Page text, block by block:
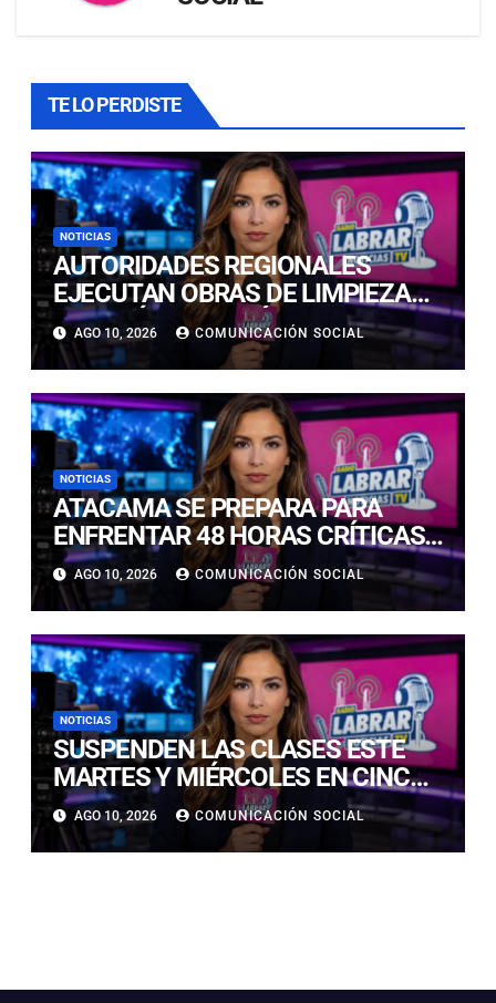
TE LO PERDISTE
NOTICIAS
AUTORIDADES REGIONALES
EJECUTAN OBRAS DE LIMPIEZA
EN EL RÍO COPIAPÓ ANTE LA
LLEGADA DE NUEVO EVENTO
METEOROLÓGICO
AGO 10, 2026 COMUNICACIÓN SOCIAL
NOTICIAS
ATACAMA SE PREPARA PARA
ENFRENTAR 48 HORAS CRÍTICAS
POR INTENSAS PRECIPITACIONES
AGO 10, 2026 COMUNICACIÓN SOCIAL
NOTICIAS
SUSPENDEN LAS CLASES ESTE
MARTES Y MIÉRCOLES EN CINCO
COMUNAS DE LAS PROVINCIAS
DE COPIAPÓ Y CHAÑARAL
AGO 10, 2026 COMUNICACIÓN SOCIAL